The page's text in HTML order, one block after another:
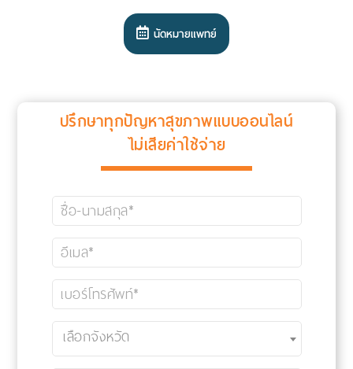
นัดหมายแพทย์
ปรึกษาทุกปัญหาสุขภาพแบบออนไลน์
ไม่เสียค่าใช้จ่าย